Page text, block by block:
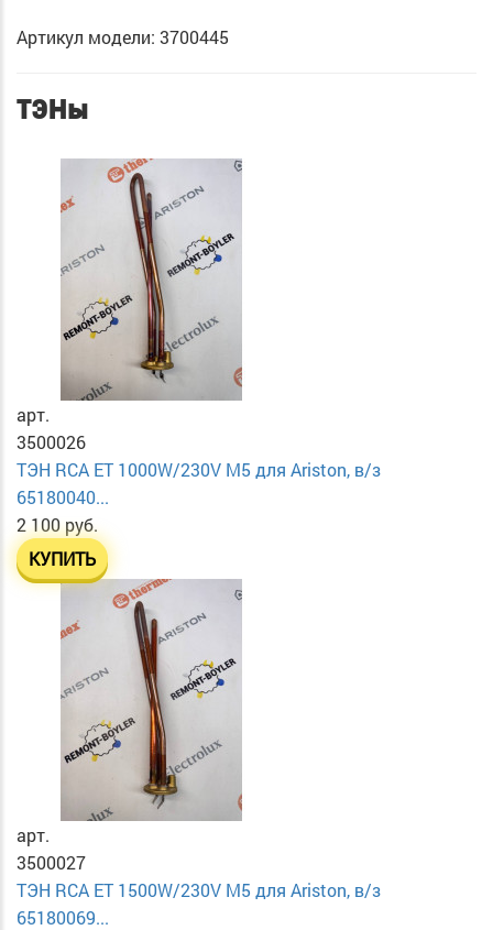
Артикул модели: 3700445
ТЭНы
арт.
3500026
ТЭН RCA ET 1000W/230V М5 для Ariston, в/з
65180040...
2 100 руб.
КУПИТЬ
арт.
3500027
ТЭН RCA ET 1500W/230V М5 для Ariston, в/з
65180069...